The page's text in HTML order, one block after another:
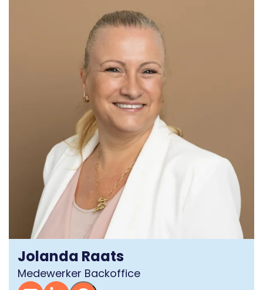
Jolanda Raats
Medewerker Backoffice